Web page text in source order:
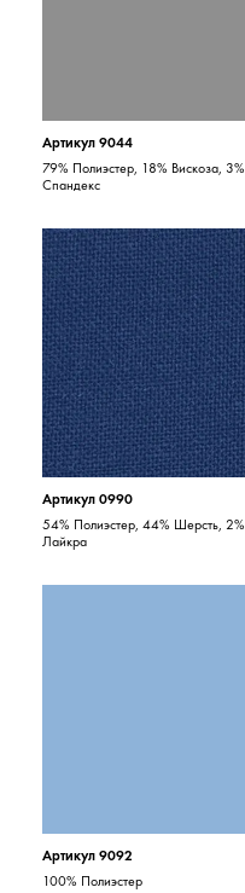
Артикул 9044
79% Полиэстер, 18% Вискоза, 3%
Спандекс
Артикул 0990
54% Полиэстер, 44% Шерсть, 2%
Лайкра
Артикул 9092
100% Полиэстер